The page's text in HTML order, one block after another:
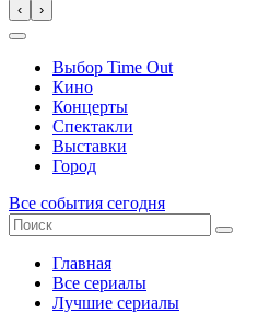
‹ ›
Выбор Time Out
Кино
Концерты
Спектакли
Выставки
Город
Все события сегодня
Главная
Все сериалы
Лучшие сериалы